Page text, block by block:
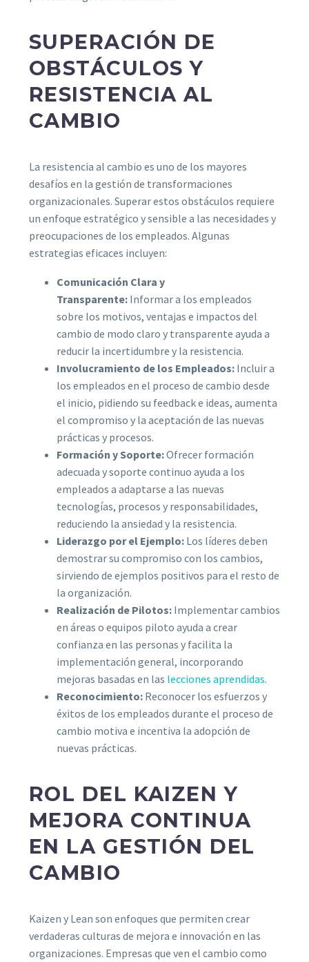
SUPERACIÓN DE
OBSTÁCULOS Y
RESISTENCIA AL
CAMBIO
La resistencia al cambio es uno de los mayores
desafíos en la gestión de transformaciones
organizacionales. Superar estos obstáculos requiere
un enfoque estratégico y sensible a las necesidades y
preocupaciones de los empleados. Algunas
estrategias eficaces incluyen:
Comunicación Clara y
Transparente: Informar a los empleados
sobre los motivos, ventajas e impactos del
cambio de modo claro y transparente ayuda a
reducir la incertidumbre y la resistencia.
Involucramiento de los Empleados: Incluir a
los empleados en el proceso de cambio desde
el inicio, pidiendo su feedback e ideas, aumenta
el compromiso y la aceptación de las nuevas
prácticas y procesos.
Formación y Soporte:Ofrecer formación
adecuada y soporte continuo ayuda a los
empleados a adaptarse a las nuevas
tecnologías, procesos y responsabilidades,
reduciendo la ansiedad y la resistencia.
Liderazgo por el Ejemplo: Los líderes deben
demostrar su compromiso con los cambios,
sirviendo de ejemplos positivos para el resto de
la organización.
Realización de Pilotos: Implementar cambios
en áreas o equipos piloto ayuda a crear
confianza en las personas y facilita la
implementación general, incorporando
mejoras basadas en las lecciones aprendidas.
Reconocimiento: Reconocer los esfuerzos y
éxitos de los empleados durante el proceso de
cambio motiva e incentiva la adopción de
nuevas prácticas.
ROL DEL KAIZEN Y
MEJORA CONTINUA
EN LA GESTIÓN DEL
CAMBIO
Kaizen y Lean son enfoques que permiten crear
verdaderas culturas de mejora e innovación en las
organizaciones. Empresas que ven el cambio como